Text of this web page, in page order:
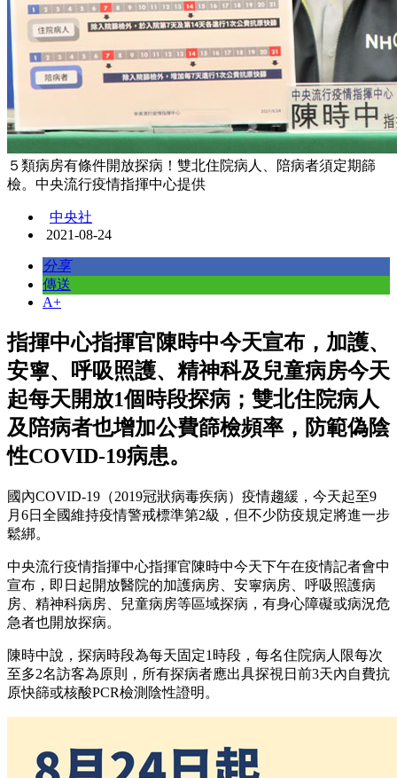
５類病房有條件開放探病！雙北住院病人、陪病者須定期篩
檢。中央流行疫情指揮中心提供
中央社
2021-08-24
分享
傳送
A+
指揮中心指揮官陳時中今天宣布，加護、
安寧、呼吸照護、精神科及兒童病房今天
起每天開放1個時段探病；雙北住院病人
及陪病者也增加公費篩檢頻率，防範偽陰
性COVID-19病患。
國內COVID-19（2019冠狀病毒疾病）疫情趨緩，今天起至9
月6日全國維持疫情警戒標準第2級，但不少防疫規定將進一步
鬆綁。
中央流行疫情指揮中心指揮官陳時中今天下午在疫情記者會中
宣布，即日起開放醫院的加護病房、安寧病房、呼吸照護病
房、精神科病房、兒童病房等區域探病，有身心障礙或病況危
急者也開放探病。
陳時中說，探病時段為每天固定1時段，每名住院病人限每次
至多2名訪客為原則，所有探病者應出具探視日前3天內自費抗
原快篩或核酸PCR檢測陰性證明。